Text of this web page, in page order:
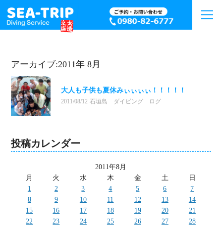
アーカイブ:2011年 8月
大人も子供も夏休みぃぃぃぃ！！！！！
2011/08/12 石垣島 ダイビング ログ
投稿カレンダー
2011年8月
月
火 水 木 金 土
日
1
2 3 4 5 6
7
8
9 10 11 12 13
14
15
16 17 18 19 20
21
22
23 24 25 26 27
28